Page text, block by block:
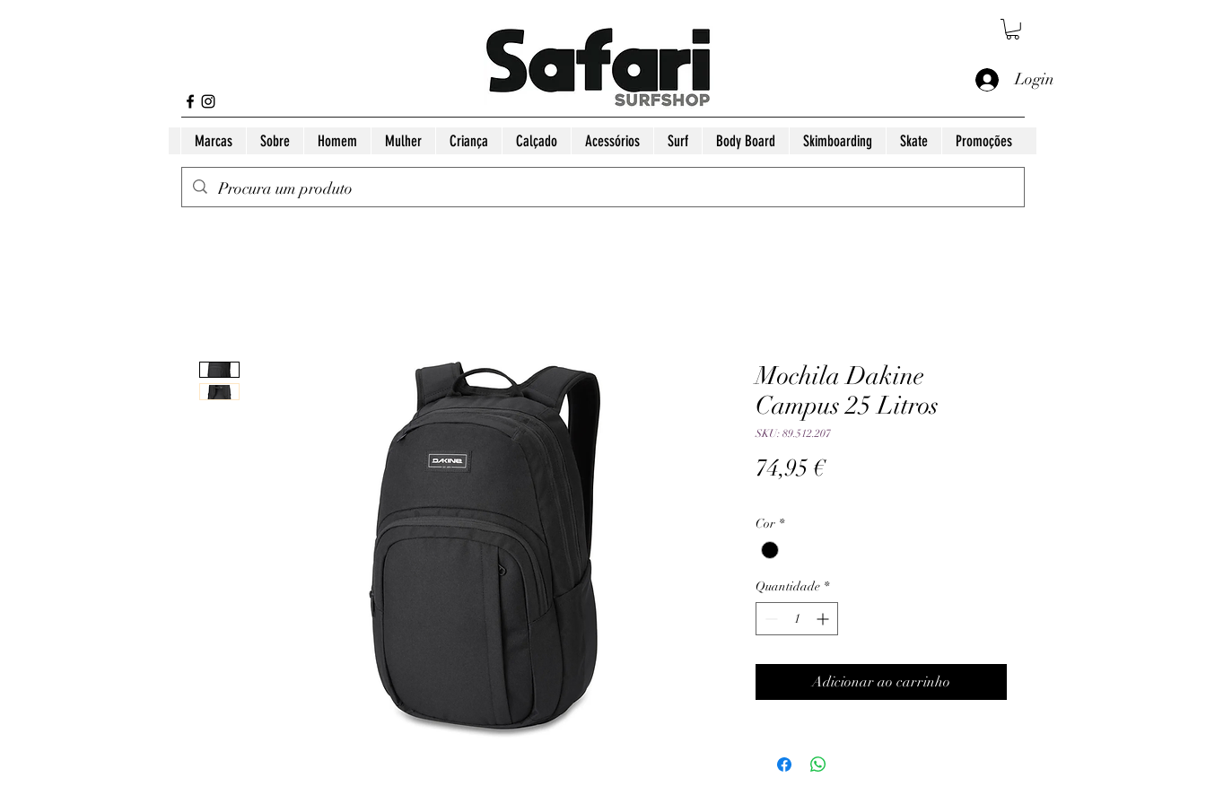
Login
Marcas Sobre Homem Mulher Criança Calçado Acessórios Surf Body Board Skimboarding Skate Promoções
Mochila Dakine
Campus 25 Litros
SKU: 89.512.207
74,95 €Preço
Cor *
Quantidade *
Adicionar ao carrinho